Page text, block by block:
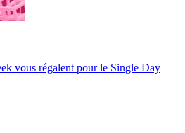
vous régalent pour le Single Day